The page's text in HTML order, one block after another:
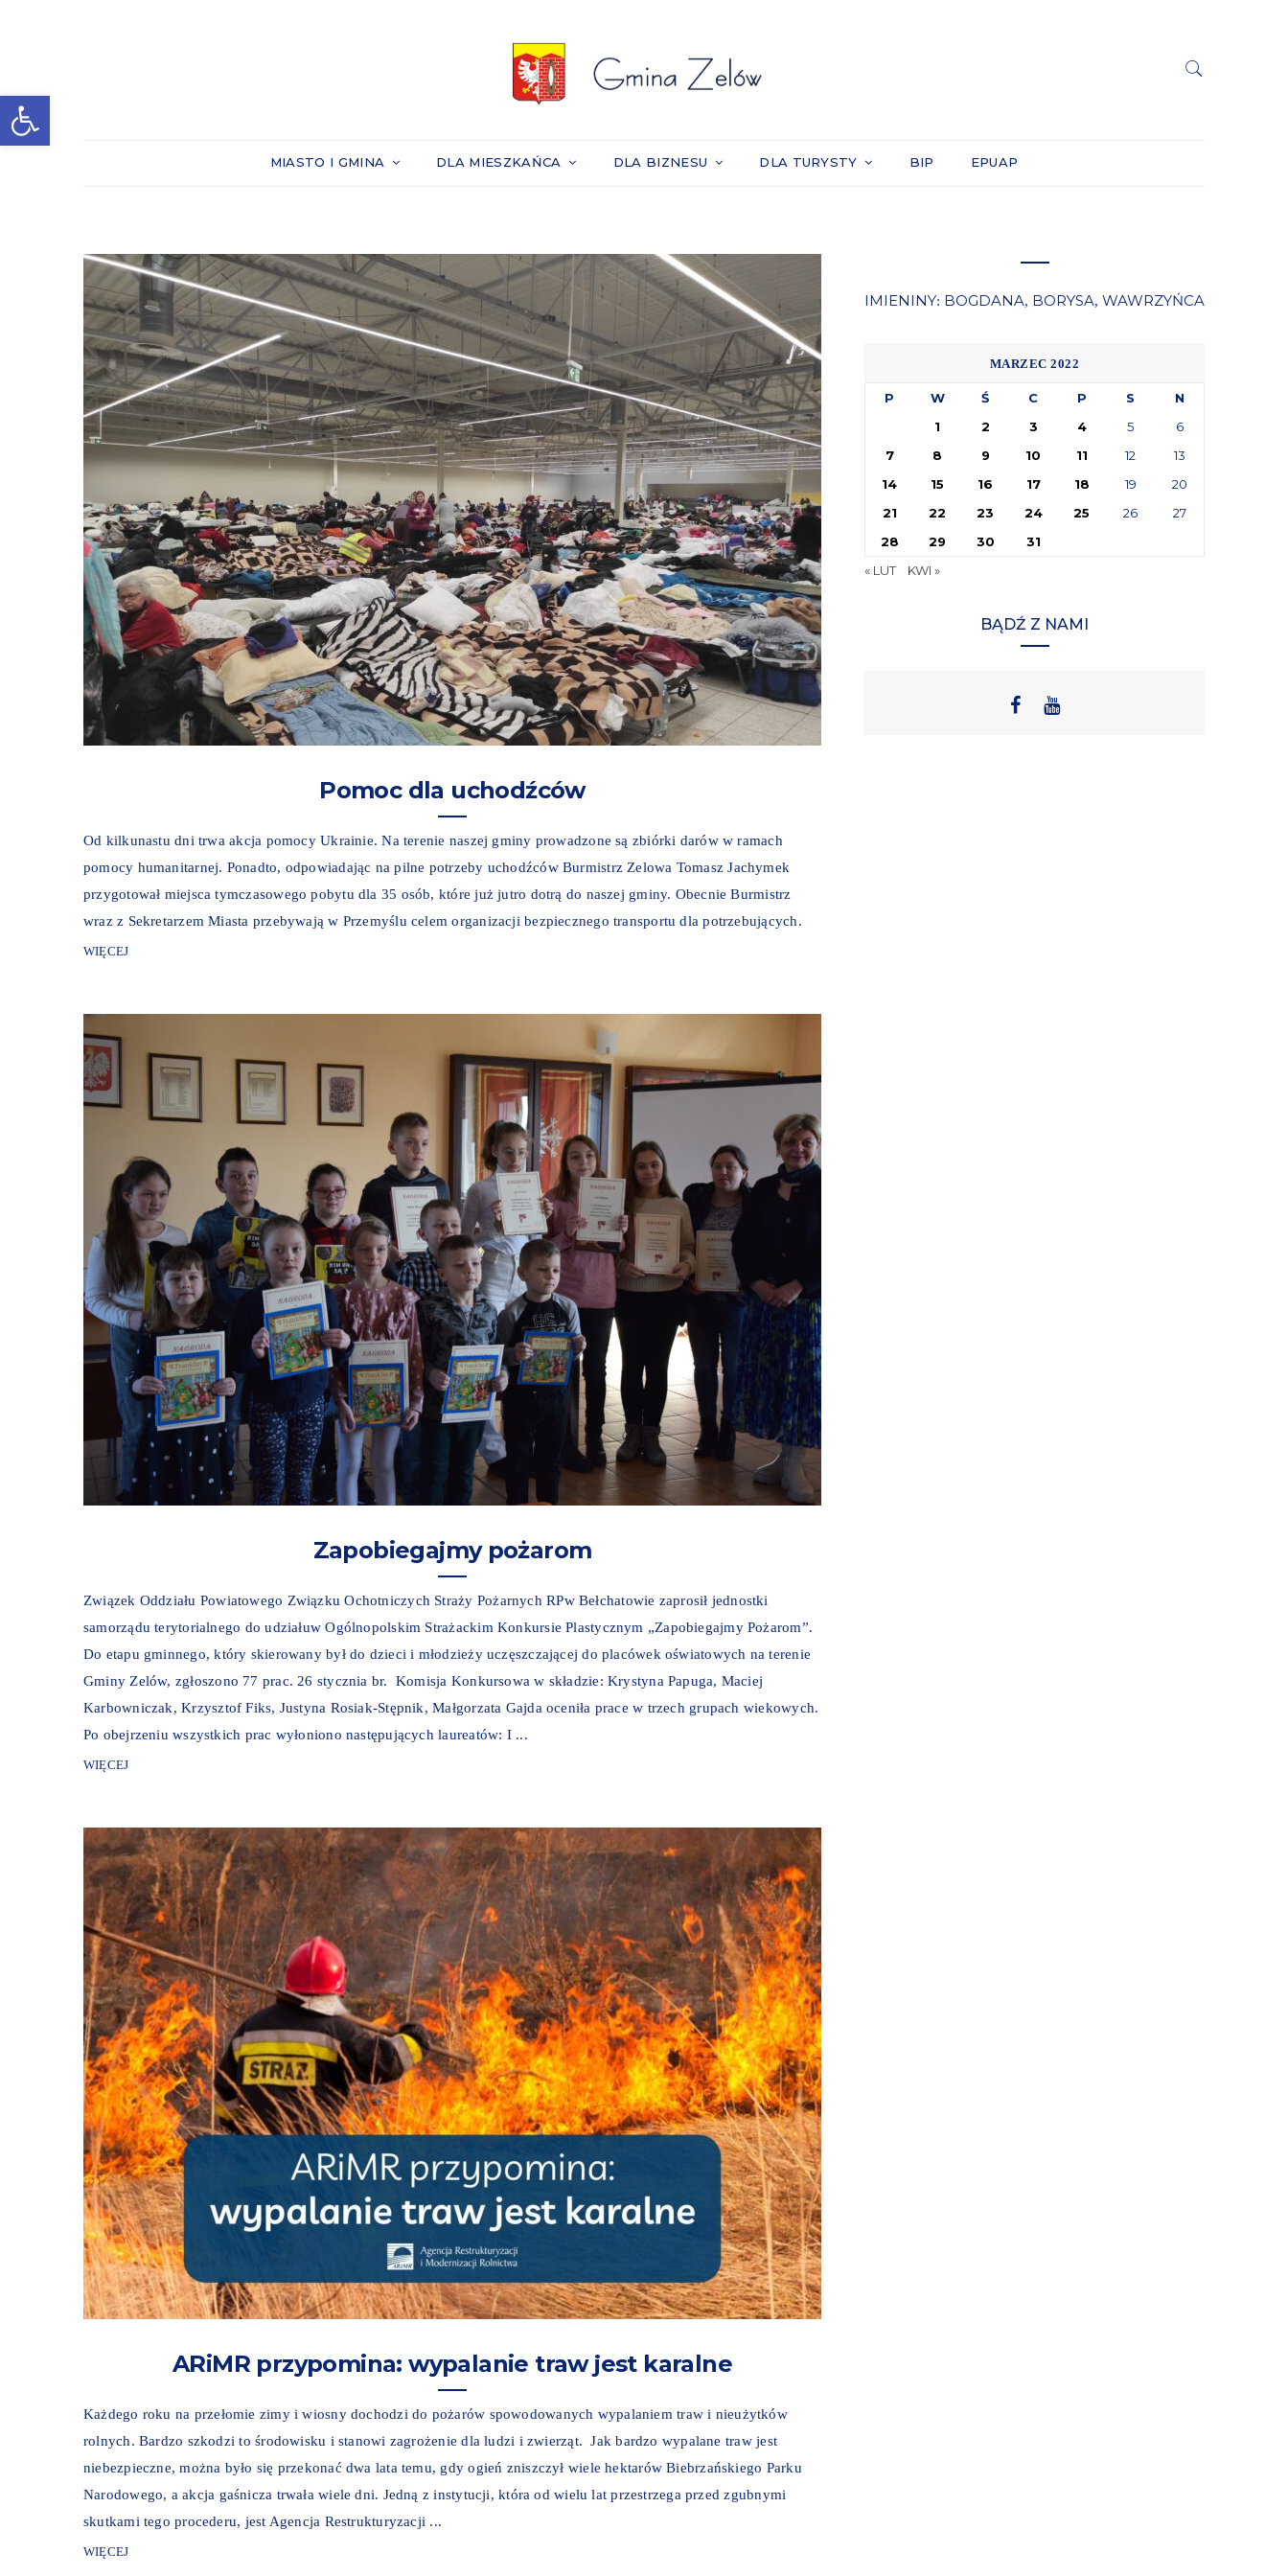
Otwórz pasek narzędzi
MIASTO I GMINA DLA MIESZKAŃCA DLA BIZNESU DLA TURYSTY BIP EPUAP
Pomoc dla uchodźców
Od kilkunastu dni trwa akcja pomocy Ukrainie. Na terenie naszej gminy prowadzone są zbiórki darów w ramach
pomocy humanitarnej. Ponadto, odpowiadając na pilne potrzeby uchodźców Burmistrz Zelowa Tomasz Jachymek
przygotował miejsca tymczasowego pobytu dla 35 osób, które już jutro dotrą do naszej gminy. Obecnie Burmistrz
wraz z Sekretarzem Miasta przebywają w Przemyślu celem organizacji bezpiecznego transportu dla potrzebujących.
WIĘCEJ
Zapobiegajmy pożarom
Związek Oddziału Powiatowego Związku Ochotniczych Straży Pożarnych RPw Bełchatowie zaprosił jednostki
samorządu terytorialnego do udziałuw Ogólnopolskim Strażackim Konkursie Plastycznym „Zapobiegajmy Pożarom”.
Do etapu gminnego, który skierowany był do dzieci i młodzieży uczęszczającej do placówek oświatowych na terenie
Gminy Zelów, zgłoszono 77 prac. 26 stycznia br. Komisja Konkursowa w składzie: Krystyna Papuga, Maciej
Karbowniczak, Krzysztof Fiks, Justyna Rosiak-Stępnik, Małgorzata Gajda oceniła prace w trzech grupach wiekowych.
Po obejrzeniu wszystkich prac wyłoniono następujących laureatów: I ...
WIĘCEJ
ARiMR przypomina: wypalanie traw jest karalne
Każdego roku na przełomie zimy i wiosny dochodzi do pożarów spowodowanych wypalaniem traw i nieużytków
rolnych. Bardzo szkodzi to środowisku i stanowi zagrożenie dla ludzi i zwierząt. Jak bardzo wypalane traw jest
niebezpieczne, można było się przekonać dwa lata temu, gdy ogień zniszczył wiele hektarów Biebrzańskiego Parku
Narodowego, a akcja gaśnicza trwała wiele dni. Jedną z instytucji, która od wielu lat przestrzega przed zgubnymi
skutkami tego procederu, jest Agencja Restrukturyzacji ...
WIĘCEJ
IMIENINY: BOGDANA, BORYSA, WAWRZYŃCA
MARZEC 2022
P W Ś C P S
N
1
2 3 4 5
6
7
8 9 10 11 12
13
14
15 16 17 18 19
20
21
22 23 24 25 26
27
28
29 30
31
« LUT
KWI »
BĄDŹ Z NAMI